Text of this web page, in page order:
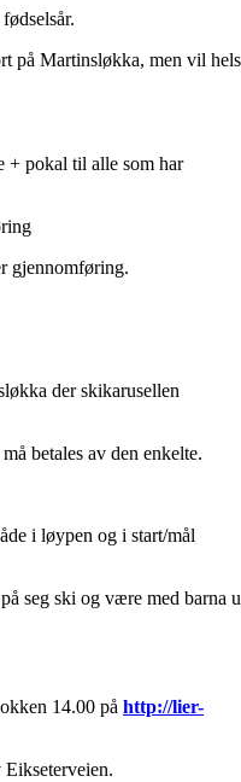
på Martinsløkka, men vil
+ pokal til alle som har
gjennomføring.
der skikarusellen
betales av den enkelte.
i løypen og i start/mål
seg ski og være med barna
14.00 på http://lier-